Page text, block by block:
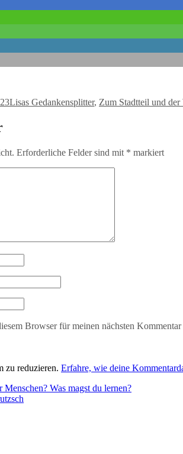
Lisas Gedankensplitter, Zum Stadtteil und der
Erforderliche Felder sind mit * markiert
Browser für meinen nächsten Kommentar
zu reduzieren. Erfahre, wie deine
Was magst du lernen?